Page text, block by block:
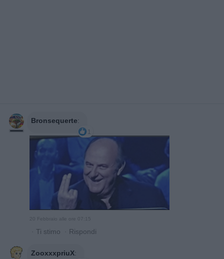
Bronsequerte:
1
20 Febbraio alle ore 07:15
· Ti stimo · Rispondi
ZooxxxpriuX: